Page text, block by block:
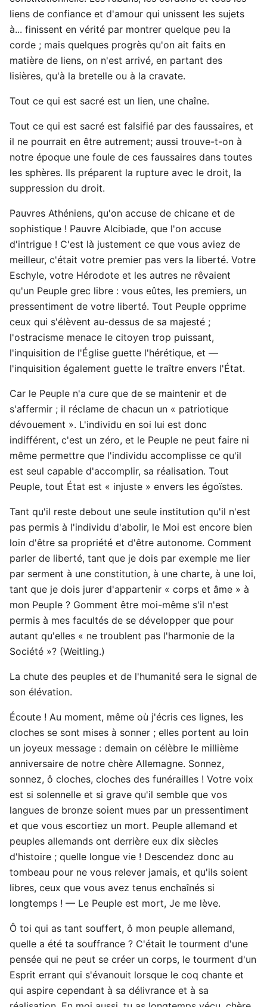
liens de confiance et d'amour qui unissent les sujets
à... finissent en vérité par montrer quelque peu la
corde ; mais quelques progrès qu'on ait faits en
matière de liens, on n'est arrivé, en partant des
lisières, qu'à la bretelle ou à la cravate.
Tout ce qui est sacré est un lien, une chaîne.
Tout ce qui est sacré est falsifié par des faussaires, et
il ne pourrait en être autrement; aussi trouve-t-on à
notre époque une foule de ces faussaires dans toutes
les sphères. Ils préparent la rupture avec le droit, la
suppression du droit.
Pauvres Athéniens, qu'on accuse de chicane et de
sophistique ! Pauvre Alcibiade, que l'on accuse
d'intrigue ! C'est là justement ce que vous aviez de
meilleur, c'était votre premier pas vers la liberté. Votre
Eschyle, votre Hérodote et les autres ne rêvaient
qu'un Peuple grec libre : vous eûtes, les premiers, un
pressentiment de votre liberté. Tout Peuple opprime
ceux qui s'élèvent au-dessus de sa majesté ;
l'ostracisme menace le citoyen trop puissant,
l'inquisition de l'Église guette l'hérétique, et —
l'inquisition également guette le traître envers l'État.
Car le Peuple n'a cure que de se maintenir et de
s'affermir ; il réclame de chacun un « patriotique
dévouement ». L'individu en soi lui est donc
indifférent, c'est un zéro, et le Peuple ne peut faire ni
même permettre que l'individu accomplisse ce qu'il
est seul capable d'accomplir, sa réalisation. Tout
Peuple, tout État est « injuste » envers les égoïstes.
Tant qu'il reste debout une seule institution qu'il n'est
pas permis à l'individu d'abolir, le Moi est encore bien
loin d'être sa propriété et d'être autonome. Comment
parler de liberté, tant que je dois par exemple me lier
par serment à une constitution, à une charte, à une loi,
tant que je dois jurer d'appartenir « corps et âme » à
mon Peuple ? Gomment être moi-même s'il n'est
permis à mes facultés de se développer que pour
autant qu'elles « ne troublent pas l'harmonie de la
Société »? (Weitling.)
La chute des peuples et de l'humanité sera le signal de
son élévation.
Écoute ! Au moment, même où j'écris ces lignes, les
cloches se sont mises à sonner ; elles portent au loin
un joyeux message : demain on célèbre le millième
anniversaire de notre chère Allemagne. Sonnez,
sonnez, ô cloches, cloches des funérailles ! Votre voix
est si solennelle et si grave qu'il semble que vos
langues de bronze soient mues par un pressentiment
et que vous escortiez un mort. Peuple allemand et
peuples allemands ont derrière eux dix siècles
d'histoire ; quelle longue vie ! Descendez donc au
tombeau pour ne vous relever jamais, et qu'ils soient
libres, ceux que vous avez tenus enchaînés si
longtemps ! — Le Peuple est mort, Je me lève.
Ô toi qui as tant souffert, ô mon peuple allemand,
quelle a été ta souffrance ? C'était le tourment d'une
pensée qui ne peut se créer un corps, le tourment d'un
Esprit errant qui s'évanouit lorsque le coq chante et
qui aspire cependant à sa délivrance et à sa